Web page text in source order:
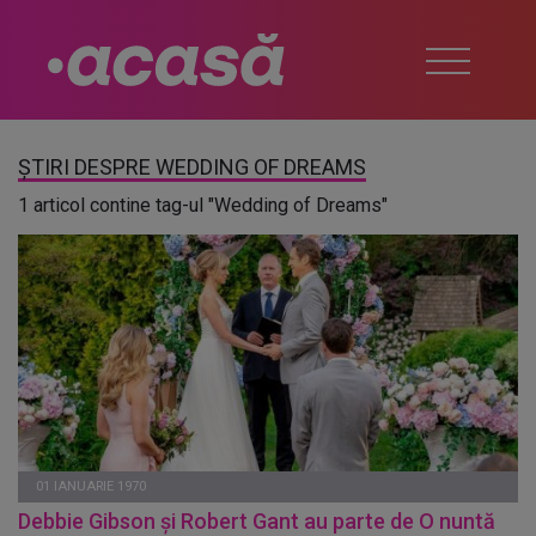
ȘTIRI DESPRE WEDDING OF DREAMS
1 articol contine tag-ul "Wedding of Dreams"
01 IANUARIE 1970
Debbie Gibson și Robert Gant au parte de O nuntă